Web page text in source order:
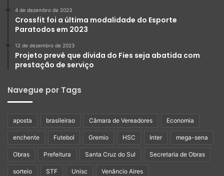
4 de dezembro de 2023
Crossfit foi a última modalidade do Esporte
Paratodos em 2023
12 de dezembro de 2023
Projeto prevê que dívida do Fies seja abatida com
prestação de serviço
Navegue por Tags
aposta brasileirao Câmara de Vereadores Economia
enchente Futebol Gremio HSC Inter mega-sena
Obras Prefeitura Santa Cruz do Sul Secretaria de Obras
sorteio STF Unisc Venâncio Aires